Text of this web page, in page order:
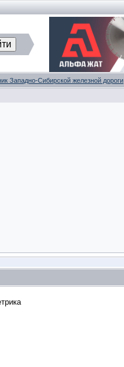
Западно-Сибирской железной дороги